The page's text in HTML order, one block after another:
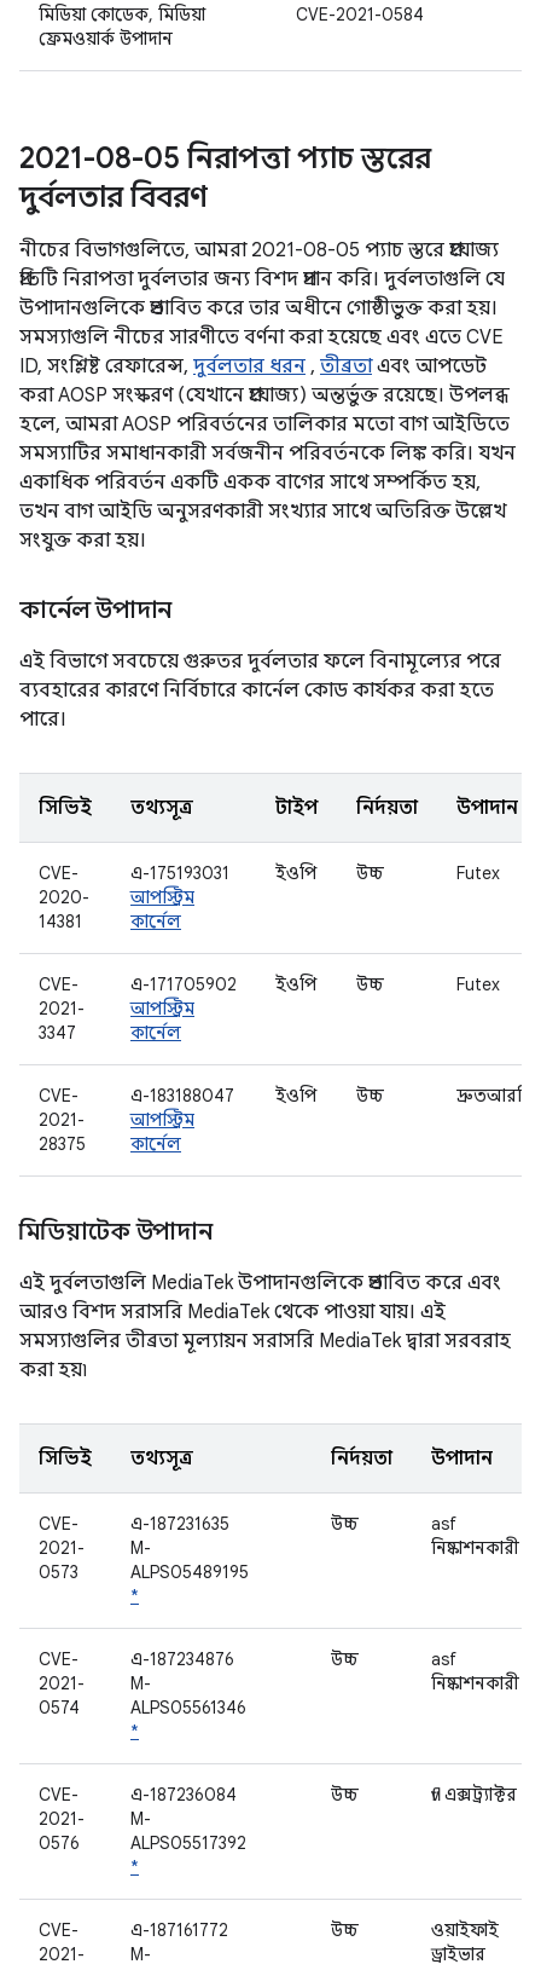
মিডিয়া কোডেক, মিডিয়া
ফ্রেমওয়ার্ক উপাদান
CVE-2021-0584
2021-08-05 নিরাপত্তা প্যাচ স্তরের
দুর্বলতার বিবরণ
নীচের বিভাগগুলিতে, আমরা 2021-08-05 প্যাচ স্তরে প্রযোজ্য
প্রতিটি নিরাপত্তা দুর্বলতার জন্য বিশদ প্রদান করি। দুর্বলতাগুলি যে
উপাদানগুলিকে প্রভাবিত করে তার অধীনে গোষ্ঠীভুক্ত করা হয়।
সমস্যাগুলি নীচের সারণীতে বর্ণনা করা হয়েছে এবং এতে CVE
ID, সংশ্লিষ্ট রেফারেন্স, দুর্বলতার ধরন , তীব্রতাএবং আপডেট
করা AOSP সংস্করণ (যেখানে প্রযোজ্য) অন্তর্ভুক্ত রয়েছে। উপলব্ধ
হলে, আমরা AOSP পরিবর্তনের তালিকার মতো বাগ আইডিতে
সমস্যাটির সমাধানকারী সর্বজনীন পরিবর্তনকে লিঙ্ক করি। যখন
একাধিক পরিবর্তন একটি একক বাগের সাথে সম্পর্কিত হয়,
তখন বাগ আইডি অনুসরণকারী সংখ্যার সাথে অতিরিক্ত উল্লেখ
সংযুক্ত করা হয়।
কার্নেল উপাদান
এই বিভাগে সবচেয়ে গুরুতর দুর্বলতার ফলে বিনামূল্যের পরে
ব্যবহারের কারণে নির্বিচারে কার্নেল কোড কার্যকর করা হতে
পারে।
সিভিই তথ্যসূত্র টাইপ নির্দয়তা উপাদান
CVE-
2020-
14381
এ-175193031
আপস্ট্রিম
কার্নেল
ইওপি উচ্চ Futex
CVE-
2021-
3347
এ-171705902
আপস্ট্রিম
কার্নেল
ইওপি উচ্চ Futex
CVE-
2021-
28375
এ-183188047
আপস্ট্রিম
কার্নেল
ইওপি উচ্চ
মিডিয়াটেক উপাদান
এই দুর্বলতাগুলি MediaTek উপাদানগুলিকে প্রভাবিত করে এবং
আরও বিশদ সরাসরি MediaTek থেকে পাওয়া যায়। এই
সমস্যাগুলির তীব্রতা মূল্যায়ন সরাসরি MediaTek দ্বারা সরবরাহ
করা হয়৷
সিভিই তথ্যসূত্র নির্দয়তা উপাদান
CVE-
2021-
0573
এ-187231635
M-
ALPS05489195
*
উচ্চ
asf
নিষ্কাশনকারী
CVE-
2021-
0574
এ-187234876
M-
ALPS05561346
*
উচ্চ
asf
নিষ্কাশনকারী
CVE-
2021-
0576
এ-187236084
M-
ALPS05517392
*
উচ্চ flv এক্সট্র্যাক্টর
CVE-
2021-
এ-187161772
M-
উচ্চ
ওয়াইফাই
ড্রাইভার